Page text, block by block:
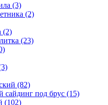
(3)
(2)
(2)
(23)
(82)
сайдинг под брус (15)
(102)